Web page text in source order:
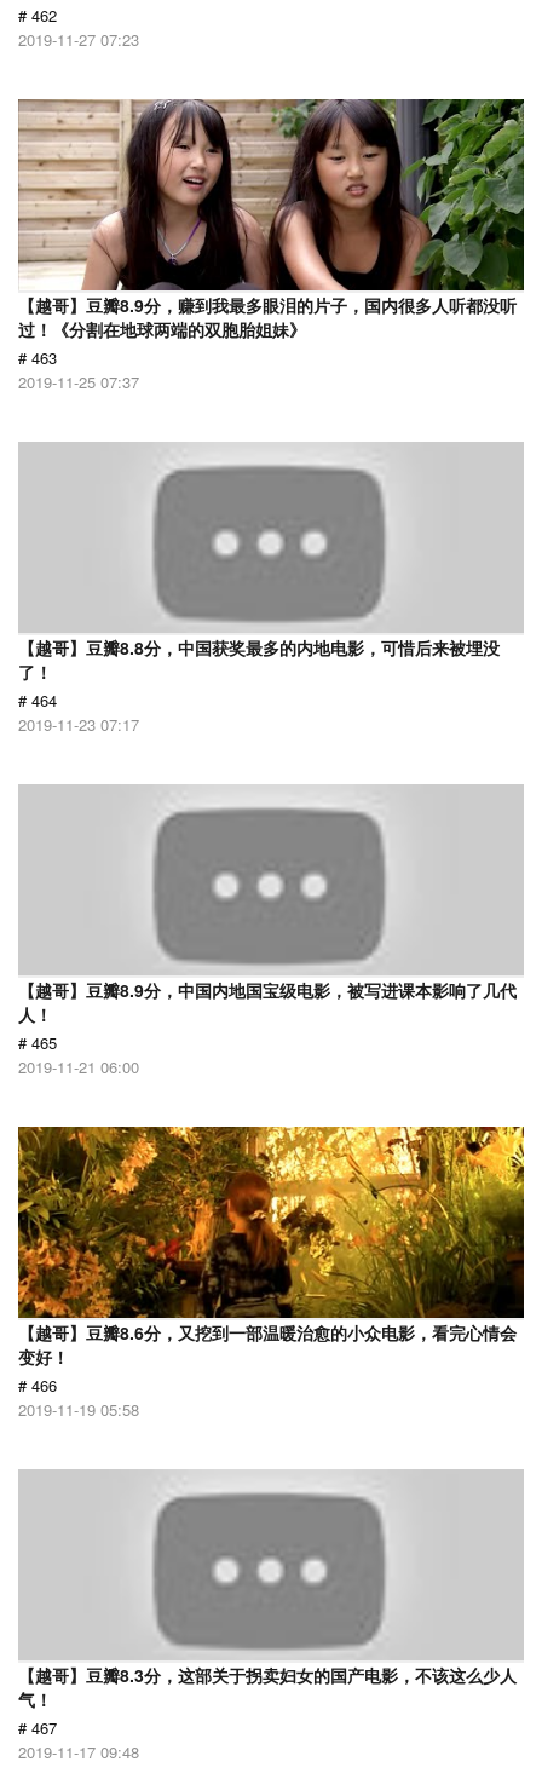
# 462
2019-11-27 07:23
【越哥】豆瓣8.9分，赚到我最多眼泪的片子，国内很多人听都没听
过！《分割在地球两端的双胞胎姐妹》
# 463
2019-11-25 07:37
【越哥】豆瓣8.8分，中国获奖最多的内地电影，可惜后来被埋没
了！
# 464
2019-11-23 07:17
【越哥】豆瓣8.9分，中国内地国宝级电影，被写进课本影响了几代
人！
# 465
2019-11-21 06:00
【越哥】豆瓣8.6分，又挖到一部温暖治愈的小众电影，看完心情会
变好！
# 466
2019-11-19 05:58
【越哥】豆瓣8.3分，这部关于拐卖妇女的国产电影，不该这么少人
气！
# 467
2019-11-17 09:48